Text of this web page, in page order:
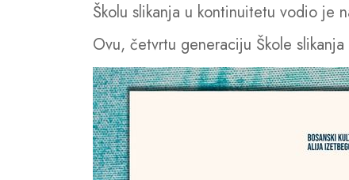
Školu slikanja u kontinuitetu vodio je
Ovu, četvrtu generaciju Škole